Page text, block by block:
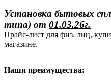
Установка бытовых
типа) от 01.03.26г.
Прайс-лист для физ. лиц,
магазине.
Наши преимущества: